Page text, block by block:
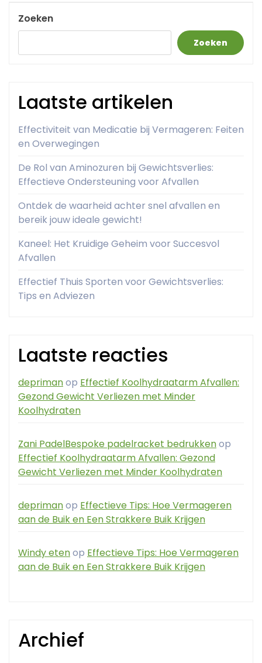
Zoeken
Zoeken
Laatste artikelen
Effectiviteit van Medicatie bij Vermageren: Feiten
en Overwegingen
De Rol van Aminozuren bij Gewichtsverlies:
Effectieve Ondersteuning voor Afvallen
Ontdek de waarheid achter snel afvallen en
bereik jouw ideale gewicht!
Kaneel: Het Kruidige Geheim voor Succesvol
Afvallen
Effectief Thuis Sporten voor Gewichtsverlies:
Tips en Adviezen
Laatste reacties
deprimanop Effectief Koolhydraatarm Afvallen:
Gezond Gewicht Verliezen met Minder
Koolhydraten
Zani PadelBespoke padelracket bedrukkenop
Effectief Koolhydraatarm Afvallen: Gezond
Gewicht Verliezen met Minder Koolhydraten
deprimanop Effectieve Tips: Hoe Vermageren
aan de Buik en Een Strakkere Buik Krijgen
Windy etenop Effectieve Tips: Hoe Vermageren
aan de Buik en Een Strakkere Buik Krijgen
Archief